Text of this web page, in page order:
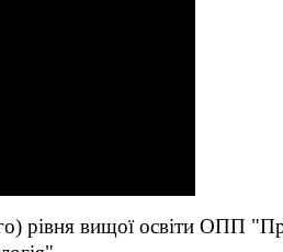
рівня вищої освіти ОПП